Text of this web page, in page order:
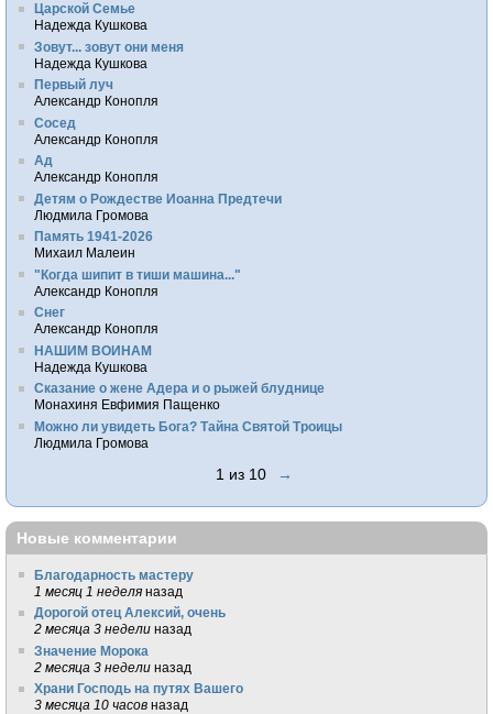
Царской Семье
Надежда Кушкова
Зовут... зовут они меня
Надежда Кушкова
Первый луч
Александр Конопля
Сосед
Александр Конопля
Ад
Александр Конопля
Детям о Рождестве Иоанна Предтечи
Людмила Громова
Память 1941-2026
Михаил Малеин
"Когда шипит в тиши машина..."
Александр Конопля
Снег
Александр Конопля
НАШИМ ВОИНАМ
Надежда Кушкова
Сказание о жене Адера и о рыжей блуднице
Монахиня Евфимия Пащенко
Можно ли увидеть Бога? Тайна Святой Троицы
Людмила Громова
1 из 10 →
Новые комментарии
Благодарность мастеру
1 месяц 1 неделя назад
Дорогой отец Алексий, очень
2 месяца 3 недели назад
Значение Морока
2 месяца 3 недели назад
Храни Господь на путях Вашего
3 месяца 10 часов назад